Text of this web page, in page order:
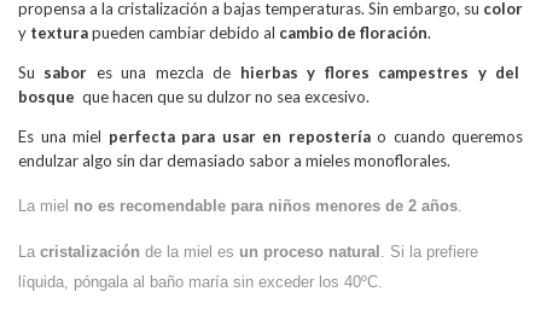
propensa a la cristalización a bajas temperaturas. Sin embargo, su color
y texturapueden cambiar debido al cambio de floración.
Su sabor es una mezcla de hierbas y flores campestres y del
bosque que hacen que su dulzor no sea excesivo.
Es una miel perfecta para usar en reposteríao cuando queremos
endulzar algo sin dar demasiado sabor a mieles monoflorales.
La miel no es recomendable para niños menores de 2 años
La cristalización de la miel es un proceso natural . Si la prefiere
líquida, póngala al baño maría sin exceder los 40ºC.